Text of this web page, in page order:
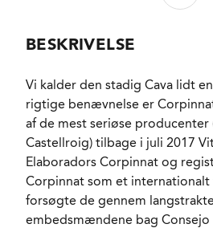
PRODUKTIONSFORM
PH-VÆRDI
RESTSUKKER
SYREINDHOLD
SVOVLINDHOLD
LAGRING
FORVENTET HOLDBARHED
BESKRIVELSE
Vi kalder den stadig Cava lidt
rigtige benævnelse er
af de mest seriøse
Castellroig) tilbage i juli 2017
Elaboradors Corpinnat og
Corpinnat som et
forsøgte de gennem
embedsmændene bag Consejo